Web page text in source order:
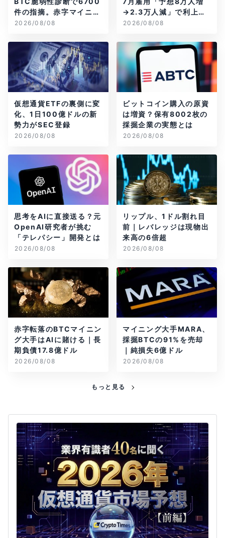
件の指摘。赤字マイニン
グ企業はAIに賭ける
2026/08/08
→2.3万人減」で利上げ
観測後退
2026/08/08
仮想通貨ETFの裏側に変
化、1日100億ドルの新
勢力がSEC登録
2026/08/08
ビットコイン購入の原資
は増資？保有8002枚の
採掘企業の実態とは
2026/08/08
思考をAIに直接送る？元
OpenAI研究者が挑む
「テレパシー」開発とは
2026/08/08
リップル、1ドル割れ目
前｜レバレッジは現物出
来高の6倍超
2026/08/08
赤字転落のBTCマイニン
グ大手はAIに賭ける｜長
期負債17.8億ドル
2026/08/08
マイニング大手MARA、
採掘BTCの91%を売却
｜純損失6億ドル
2026/08/08
もっと見る